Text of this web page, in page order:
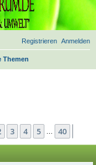
Anmelden
Registrieren
Themen
40
3 4 5 40